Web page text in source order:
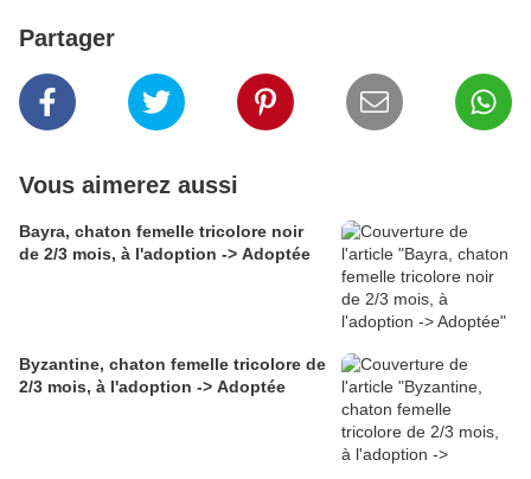
Partager
Vous aimerez aussi
Bayra, chaton femelle tricolore noir
de 2/3 mois, à l'adoption -> Adoptée
Byzantine, chaton femelle tricolore de
2/3 mois, à l'adoption -> Adoptée